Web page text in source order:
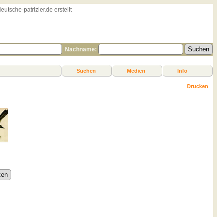
patrizier.de erstellt
Nachname:
Suchen Medien Info
Drucken